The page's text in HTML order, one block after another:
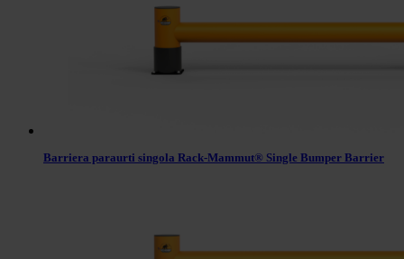
Barriera paraurti singola Rack-Mammut® Single Bumper Barrier